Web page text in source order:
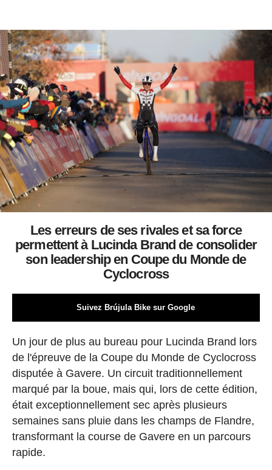
Les erreurs de ses rivales et sa force
permettent à Lucinda Brand de consolider
son leadership en Coupe du Monde de
Cyclocross
Suivez Brújula Bike sur Google
Un jour de plus au bureau pour Lucinda Brand lors
de l'épreuve de la Coupe du Monde de Cyclocross
disputée à Gavere. Un circuit traditionnellement
marqué par la boue, mais qui, lors de cette édition,
était exceptionnellement sec après plusieurs
semaines sans pluie dans les champs de Flandre,
transformant la course de Gavere en un parcours
rapide.